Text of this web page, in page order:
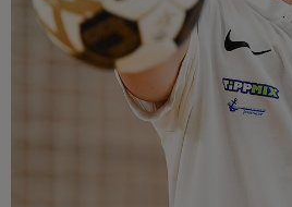
Szakosztályok
Meccscenter